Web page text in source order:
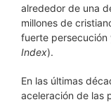
alrededor de una
millones de
fuerte persecución
Index).
En las últimas
aceleración de las